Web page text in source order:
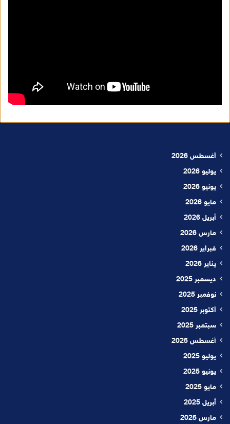
أغسطس 2026
يوليو 2026
يونيو 2026
مايو 2026
أبريل 2026
مارس 2026
فبراير 2026
يناير 2026
ديسمبر 2025
نوفمبر 2025
أكتوبر 2025
سبتمبر 2025
أغسطس 2025
يوليو 2025
يونيو 2025
مايو 2025
أبريل 2025
مارس 2025